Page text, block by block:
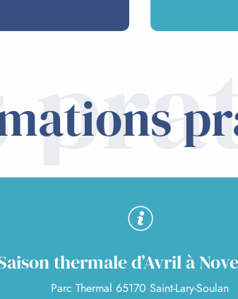
thermale d’Avril à
Parc Thermal 65170 Saint-Lary-Soulan